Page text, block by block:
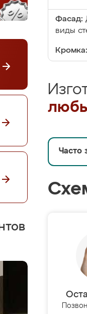
Фасад:
виды
Кромка:
Часто